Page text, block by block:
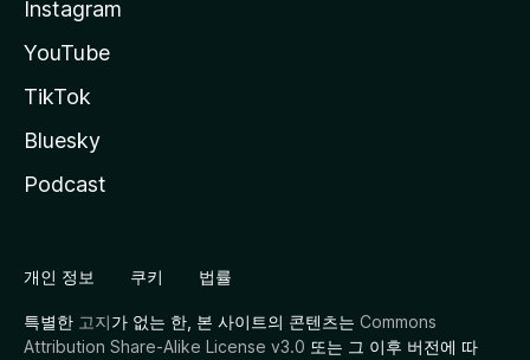
Instagram
YouTube
TikTok
Bluesky
Podcast
개인 정보 쿠키 법률
특별한 고지가 없는 한, 본 사이트의 콘텐츠는 Commons
Attribution Share-Alike License v3.0 또는 그 이후 버전에 따